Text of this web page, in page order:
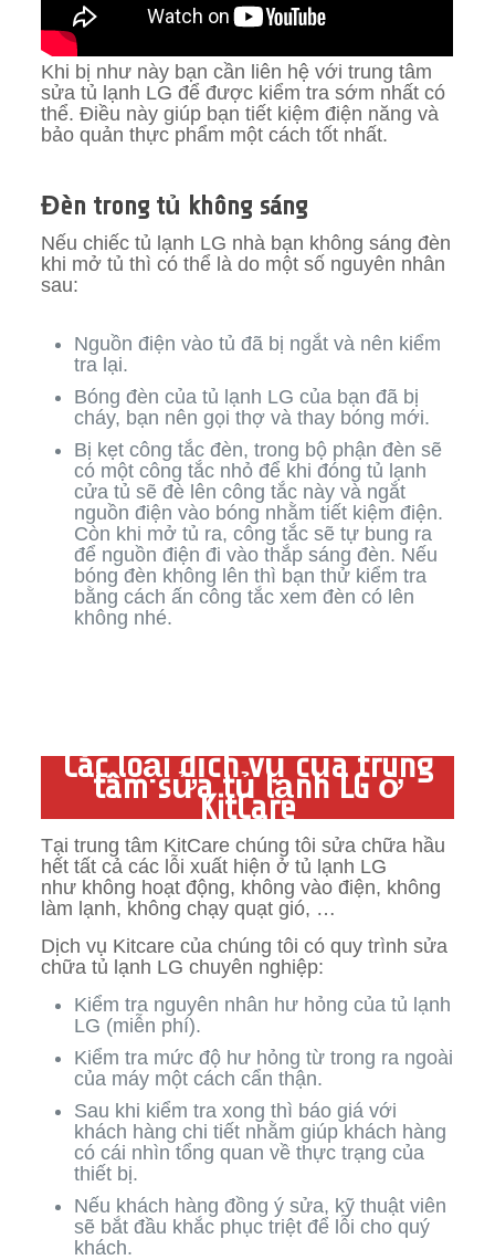
Khi bị như này bạn cần liên hệ với trung tâm
sửa tủ lạnh LG để được kiểm tra sớm nhất có
thể. Điều này giúp bạn tiết kiệm điện năng và
bảo quản thực phẩm một cách tốt nhất.
Đèn trong tủ không sáng
Nếu chiếc tủ lạnh LG nhà bạn không sáng đèn
khi mở tủ thì có thể là do một số nguyên nhân
sau:
Nguồn điện vào tủ đã bị ngắt và nên kiểm
tra lại.
Bóng đèn của tủ lạnh LG của bạn đã bị
cháy, bạn nên gọi thợ và thay bóng mới.
Bị kẹt công tắc đèn, trong bộ phận đèn sẽ
có một công tắc nhỏ để khi đóng tủ lạnh
cửa tủ sẽ đè lên công tắc này và ngắt
nguồn điện vào bóng nhằm tiết kiệm điện.
Còn khi mở tủ ra, công tắc sẽ tự bung ra
để nguồn điện đi vào thắp sáng đèn. Nếu
bóng đèn không lên thì bạn thử kiểm tra
bằng cách ấn công tắc xem đèn có lên
không nhé.
Các loại dịch vụ của trung
tâm sửa tủ lạnh LG ở
KitCare
Tại trung tâm KitCare chúng tôi sửa chữa hầu
hết tất cả các lỗi xuất hiện ở tủ lạnh LG
như không hoạt động, không vào điện, không
làm lạnh, không chạy quạt gió, …
Dịch vụ Kitcare của chúng tôi có quy trình sửa
chữa tủ lạnh LG chuyên nghiệp:
Kiểm tra nguyên nhân hư hỏng của tủ lạnh
LG (miễn phí).
Kiểm tra mức độ hư hỏng từ trong ra ngoài
của máy một cách cẩn thận.
Sau khi kiểm tra xong thì báo giá với
khách hàng chi tiết nhằm giúp khách hàng
có cái nhìn tổng quan về thực trạng của
thiết bị.
Nếu khách hàng đồng ý sửa, kỹ thuật viên
sẽ bắt đầu khắc phục triệt để lỗi cho quý
khách.